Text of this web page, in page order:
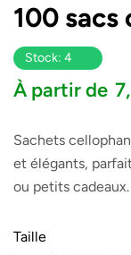
100 sacs
Stock: 4
À partir de
Sachets
et élégants,
ou petits cadeaux.
Taille